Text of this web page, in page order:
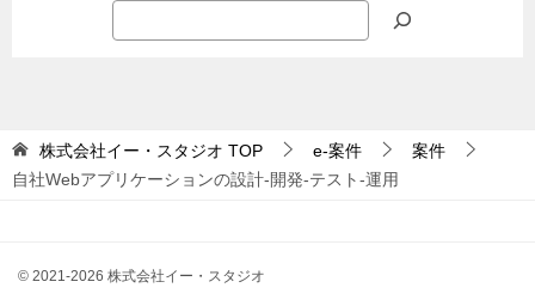
株式会社イー・スタジオ TOP e-案件
案件
自社Webアプリケーションの設計-開発-テスト-運用
© 2021-2026 株式会社イー・スタジオ